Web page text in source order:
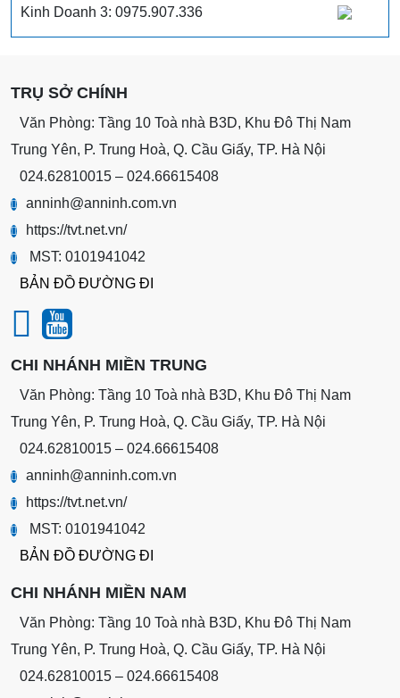
Kinh Doanh 3: 0975.907.336
TRỤ SỞ CHÍNH
Văn Phòng: Tầng 10 Toà nhà B3D, Khu Đô Thị Nam
Trung Yên, P. Trung Hoà, Q. Cầu Giấy, TP. Hà Nội
024.62810015 – 024.66615408
anninh@anninh.com.vn
https://tvt.net.vn/
MST: 0101941042
BẢN ĐỒ ĐƯỜNG ĐI
CHI NHÁNH MIỀN TRUNG
Văn Phòng: Tầng 10 Toà nhà B3D, Khu Đô Thị Nam
Trung Yên, P. Trung Hoà, Q. Cầu Giấy, TP. Hà Nội
024.62810015 – 024.66615408
anninh@anninh.com.vn
https://tvt.net.vn/
MST: 0101941042
BẢN ĐỒ ĐƯỜNG ĐI
CHI NHÁNH MIỀN NAM
Văn Phòng: Tầng 10 Toà nhà B3D, Khu Đô Thị Nam
Trung Yên, P. Trung Hoà, Q. Cầu Giấy, TP. Hà Nội
024.62810015 – 024.66615408